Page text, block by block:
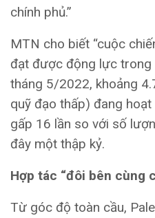
chính phủ.”
MTN cho biết “cuộc
đạt được động lực trong
tháng 5/2022, khoảng
quỹ đạo thấp) đang
gấp 16 lần so với số
đây một thập kỷ.
Hợp tác “đôi bên cùng
Từ góc độ toàn cầu,